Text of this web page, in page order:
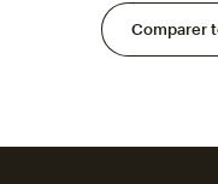
Comparer